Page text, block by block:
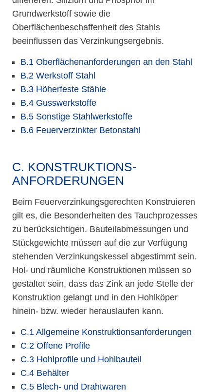
Grundwerkstoff sowie die
Oberflächenbeschaffenheit des Stahls
beeinflussen das Verzinkungsergebnis.
B.1 Oberflächenanforderungen an den Stahl
B.2 Werkstoff Stahl
B.3 Höherfeste Stähle
B.4 Gusswerkstoffe
B.5 Sonstige Stahlwerkstoffe
B.6 Feuerverzinkter Betonstahl
C. KONSTRUKTIONS-
ANFORDERUNGEN
Beim Feuerverzinkungsgerechten Konstruieren
gilt es, die Besonderheiten des Tauchprozesses
zu berücksichtigen. Bauteilabmessungen und
Stückgewichte müssen auf die zur Verfügung
stehenden Verzinkungskessel abgestimmt sein.
Hol- und räumliche Konstruktionen müssen so
gestaltet sein, dass das Zink an jede Stelle der
Konstruktion gelangt und in den Hohlköper
hinein- bzw. wieder herauslaufen kann.
C.1 Allgemeine Konstruktionsanforderungen
C.2 Offene Profile
C.3 Hohlprofile und Hohlbauteil
C.4 Behälter
C.5 Blech- und Drahtwaren